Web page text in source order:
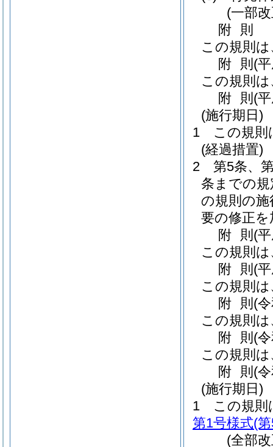
(一部
附 則
この規則
附 則 (
この規則
附 則 (
(施行期日)
1
この規則
(経過措置)
2
第5条、
条までの
の規則の
要の修正
附 則 (
この規則
附 則 (
この規則
附 則 (
この規則
附 則 (
この規則
附 則 (
(施行期日)
1
この規則
第1号様式(
(全部